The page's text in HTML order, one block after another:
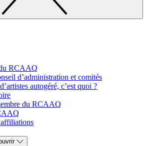
RCAAQ
d’administration et comités
autogéré, c’est quoi ?
du RCAAQ